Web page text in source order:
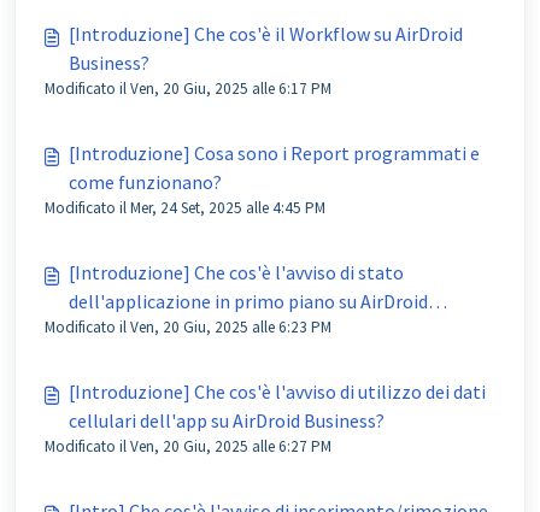
[Introduzione] Che cos'è il Workflow su AirDroid
Business?
Modificato il Ven, 20 Giu, 2025 alle 6:17 PM
[Introduzione] Cosa sono i Report programmati e
come funzionano?
Modificato il Mer, 24 Set, 2025 alle 4:45 PM
[Introduzione] Che cos'è l'avviso di stato
dell'applicazione in primo piano su AirDroid
Business?
Modificato il Ven, 20 Giu, 2025 alle 6:23 PM
[Introduzione] Che cos'è l'avviso di utilizzo dei dati
cellulari dell'app su AirDroid Business?
Modificato il Ven, 20 Giu, 2025 alle 6:27 PM